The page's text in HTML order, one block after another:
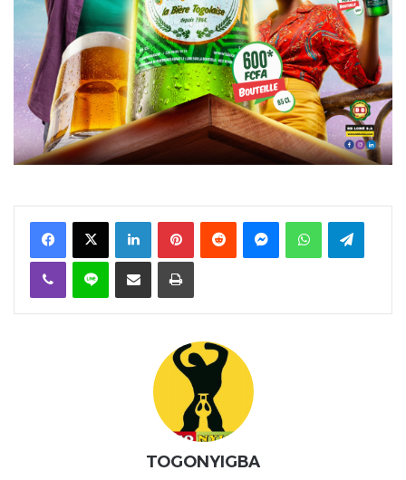
FacebookX Linkedin PinterestReddit MessengerWhatsAppTelegram
Viber Ligne Partager par email Imprimer
TOGONYIGBA